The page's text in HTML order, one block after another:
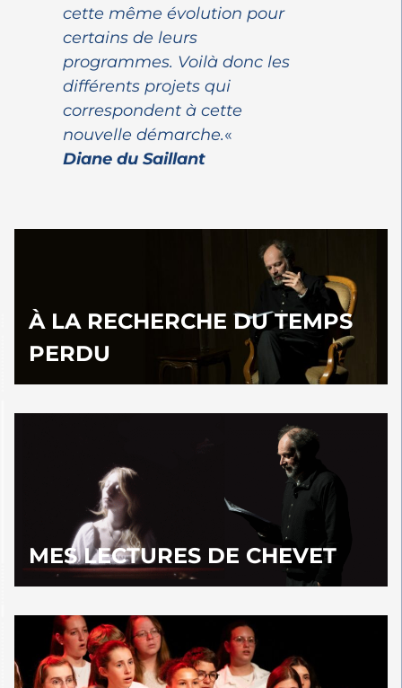
cette même évolution pour
certains de leurs
programmes. Voilà donc les
différents projets qui
correspondent à cette
nouvelle démarche.«
Diane du Saillant
À LA RECHERCHE DU TEMPS
PERDU
MES LECTURES DE CHEVET